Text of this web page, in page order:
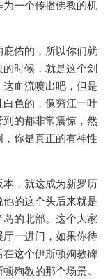
一个传播佛教的机
佑的，所以你们就
时候，就是这个刽
血流喷出吧，但是
色的，像穷江一叶
的都非常震惊，然
你是真正的有神性
，就这成为新罗历
的这个头后来就是
的北部。这个大家
一进门，如果你待
这个伊斯顿殉教碑
殉教的那个场景。